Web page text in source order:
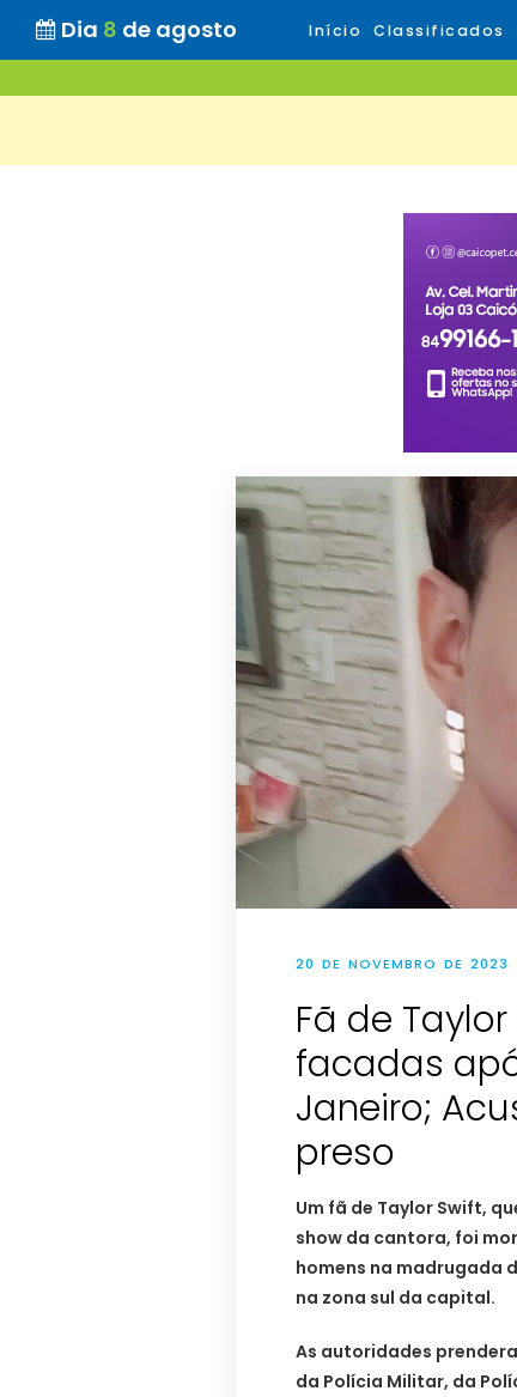
Dia 8 de agosto Início Classificados
20 DE NOVEMBRO DE 2023
Fã de
facadas
Janeiro;
preso
Um fã de Taylor Swift,
show da cantora, foi
homens na madrugada
na zona sul da capital.
As autoridades
da Polícia Militar, da